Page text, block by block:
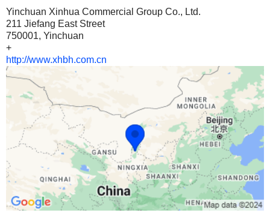
Yinchuan Xinhua Commercial Group Co., Ltd.
211 Jiefang East Street
750001, Yinchuan
+
http://www.xhbh.com.cn